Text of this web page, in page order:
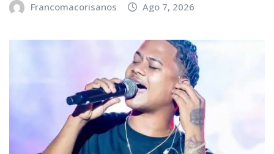
Francomacorisanos Ago 7, 2026